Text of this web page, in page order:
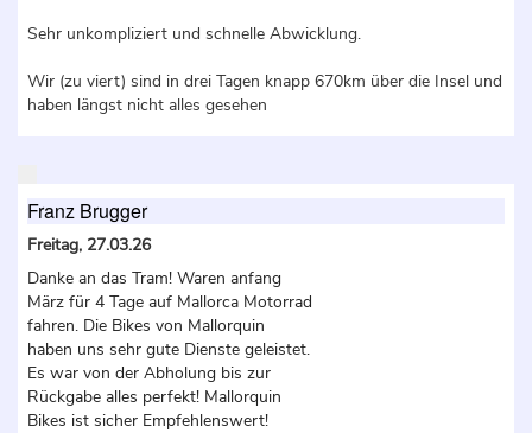
Sehr unkompliziert und schnelle Abwicklung.
Wir (zu viert) sind in drei Tagen knapp 670km über die Insel und
haben längst nicht alles gesehen
Franz Brugger
Freitag, 27.03.26
Danke an das Tram! Waren anfang
März für 4 Tage auf Mallorca Motorrad
fahren. Die Bikes von Mallorquin
haben uns sehr gute Dienste geleistet.
Es war von der Abholung bis zur
Rückgabe alles perfekt! Mallorquin
Bikes ist sicher Empfehlenswert!